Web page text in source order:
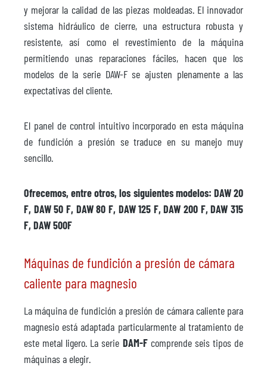
y mejorar la calidad de las piezas moldeadas. El innovador
sistema hidráulico de cierre, una estructura robusta y
resistente, así como el revestimiento de la máquina
permitiendo unas reparaciones fáciles, hacen que los
modelos de la serie DAW-F se ajusten plenamente a las
expectativas del cliente.
El panel de control intuitivo incorporado en esta máquina
de fundición a presión se traduce en su manejo muy
sencillo.
Ofrecemos, entre otros, los siguientes modelos: DAW 20
F, DAW 50 F, DAW 80 F, DAW 125 F, DAW 200 F, DAW 315
F, DAW 500F
Máquinas de fundición a presión de cámara
caliente para magnesio
La máquina de fundición a presión de cámara caliente para
magnesio está adaptada particularmente al tratamiento de
este metal ligero. La serie DAM-Fcomprende seis tipos de
máquinas a elegir.